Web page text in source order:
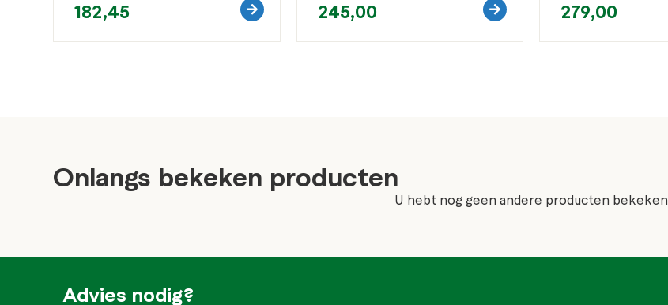
182,45 245,00 279,00
Onlangs bekeken producten
U hebt nog geen andere producten bekeken
Advies nodig?